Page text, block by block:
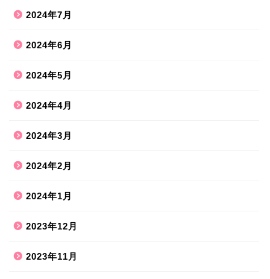
2024年7月
2024年6月
2024年5月
2024年4月
2024年3月
2024年2月
2024年1月
2023年12月
2023年11月